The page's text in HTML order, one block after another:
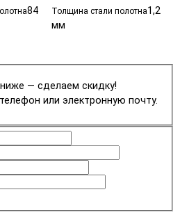
84
Толщина стали полотна1,2
мм
— сделаем скидку!
или электронную почту.